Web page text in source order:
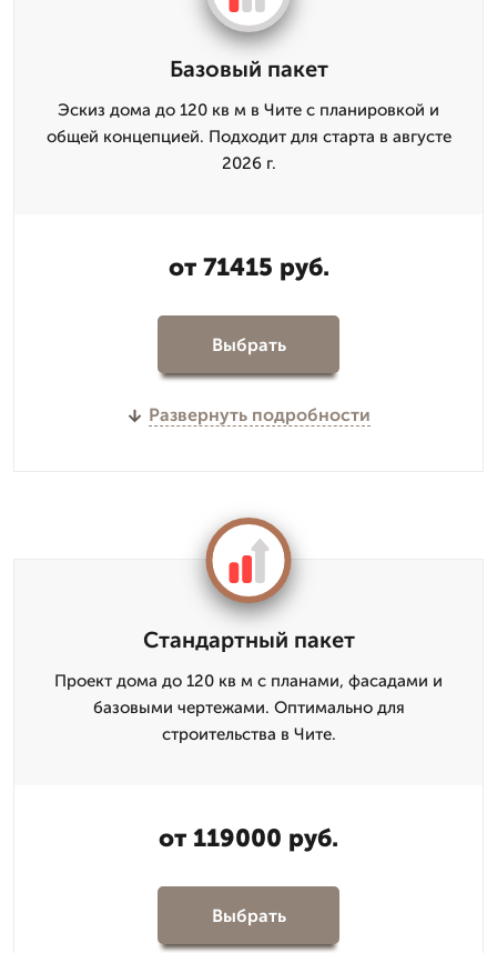
Базовый пакет
Эскиз дома до 120 кв м в Чите с планировкой и
общей концепцией. Подходит для старта в августе
2026 г.
от 71415 руб.
Выбрать
Развернуть подробности
Стандартный пакет
Проект дома до 120 кв м с планами, фасадами и
базовыми чертежами. Оптимально для
строительства в Чите.
от 119000 руб.
Выбрать